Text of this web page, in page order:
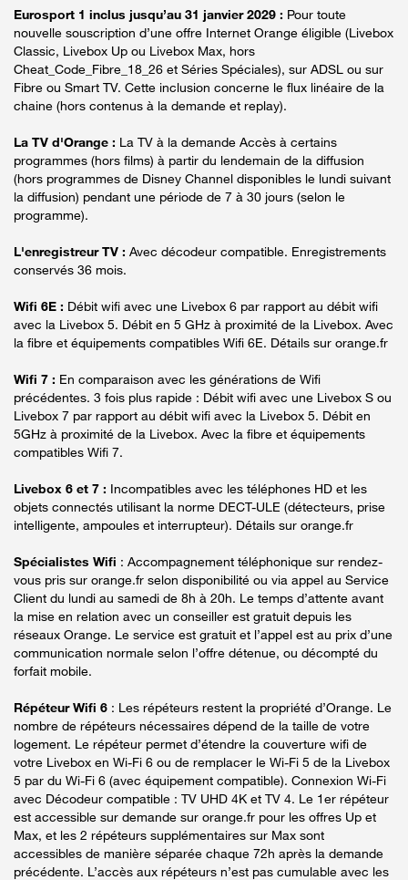
Eurosport 1 inclus jusqu’au 31 janvier 2029 : Pour toute
nouvelle souscription d’une offre Internet Orange éligible (Livebox
Classic, Livebox Up ou Livebox Max, hors
Cheat_Code_Fibre_18_26 et Séries Spéciales), sur ADSL ou sur
Fibre ou Smart TV. Cette inclusion concerne le flux linéaire de la
chaine (hors contenus à la demande et replay).
La TV d'Orange : La TV à la demande Accès à certains
programmes (hors films) à partir du lendemain de la diffusion
(hors programmes de Disney Channel disponibles le lundi suivant
la diffusion) pendant une période de 7 à 30 jours (selon le
programme).
L'enregistreur TV : Avec décodeur compatible. Enregistrements
conservés 36 mois.
Wifi 6E : Débit wifi avec une Livebox 6 par rapport au débit wifi
avec la Livebox 5. Débit en 5 GHz à proximité de la Livebox. Avec
la fibre et équipements compatibles Wifi 6E. Détails sur orange.fr
Wifi 7 : En comparaison avec les générations de Wifi
précédentes. 3 fois plus rapide : Débit wifi avec une Livebox S ou
Livebox 7 par rapport au débit wifi avec la Livebox 5. Débit en
5GHz à proximité de la Livebox. Avec la fibre et équipements
compatibles Wifi 7.
Livebox 6 et 7 : Incompatibles avec les téléphones HD et les
objets connectés utilisant la norme DECT-ULE (détecteurs, prise
intelligente, ampoules et interrupteur). Détails sur orange.fr
Spécialistes Wifi : Accompagnement téléphonique sur rendez-
vous pris sur orange.fr selon disponibilité ou via appel au Service
Client du lundi au samedi de 8h à 20h. Le temps d’attente avant
la mise en relation avec un conseiller est gratuit depuis les
réseaux Orange. Le service est gratuit et l’appel est au prix d’une
communication normale selon l’offre détenue, ou décompté du
forfait mobile.
Répéteur Wifi 6 : Les répéteurs restent la propriété d’Orange. Le
nombre de répéteurs nécessaires dépend de la taille de votre
logement. Le répéteur permet d’étendre la couverture wifi de
votre Livebox en Wi-Fi 6 ou de remplacer le Wi-Fi 5 de la Livebox
5 par du Wi-Fi 6 (avec équipement compatible). Connexion Wi-Fi
avec Décodeur compatible : TV UHD 4K et TV 4. Le 1er répéteur
est accessible sur demande sur orange.fr pour les offres Up et
Max, et les 2 répéteurs supplémentaires sur Max sont
accessibles de manière séparée chaque 72h après la demande
précédente. L’accès aux répéteurs n’est pas cumulable avec les